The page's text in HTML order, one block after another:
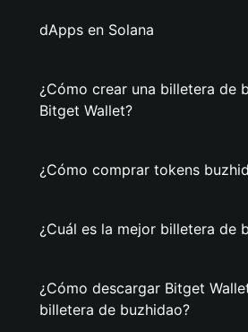
dApps en Solana
¿Cómo crear una billetera de
Bitget Wallet?
¿Cómo comprar tokens
¿Cuál es la mejor billetera de
¿Cómo descargar Bitget
billetera de buzhidao?